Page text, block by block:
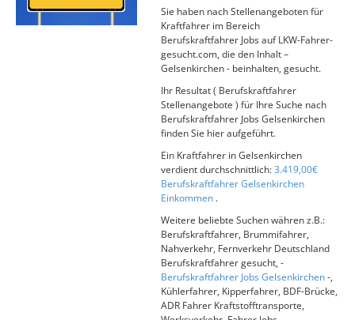
Sie haben nach Stellenangeboten für
Kraftfahrer im Bereich
Berufskraftfahrer Jobs auf LKW-Fahrer-
gesucht.com, die den Inhalt –
Gelsenkirchen - beinhalten, gesucht.
Ihr Resultat ( Berufskraftfahrer
Stellenangebote ) für Ihre Suche nach
Berufskraftfahrer Jobs Gelsenkirchen
finden Sie hier aufgeführt.
Ein Kraftfahrer in Gelsenkirchen
verdient durchschnittlich:3.419,00€
Berufskraftfahrer Gelsenkirchen
Einkommen .
Weitere beliebte Suchen währen z.B.:
Berufskraftfahrer, Brummifahrer,
Nahverkehr, Fernverkehr Deutschland
Berufskraftfahrer gesucht, -
Berufskraftfahrer Jobs Gelsenkirchen-,
Kühlerfahrer, Kipperfahrer, BDF-Brücke,
ADR Fahrer Kraftstofftransporte,